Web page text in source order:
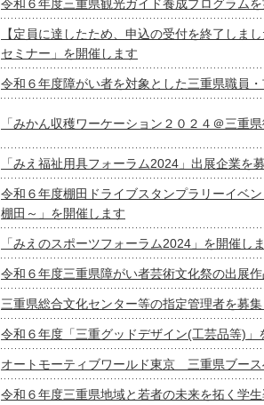
令和６年度三重県観光ガイド養成プログラム
【定員に達したため、申込の受付を終了し
セミナー」を開催します
令和６年度障がい者を対象とした三重県職員
「みかん収穫ワーケーション２０２４＠三重
「みえ福祉用具フォーラム2024」出展企業を
令和６年度棚田ドライブスタンプラリーイベ
棚田～」を開催します
「みえのスポーツフォーラム2024」を開催し
令和６年度三重県障がい者芸術文化祭の出展
三重県総合文化センター等の指定管理者を募
令和６年度「三重グッドデザイン(工芸品等)」
オートモーティブワールド東京 三重県ブー
令和６年度三重県地域と若者の未来を拓く学